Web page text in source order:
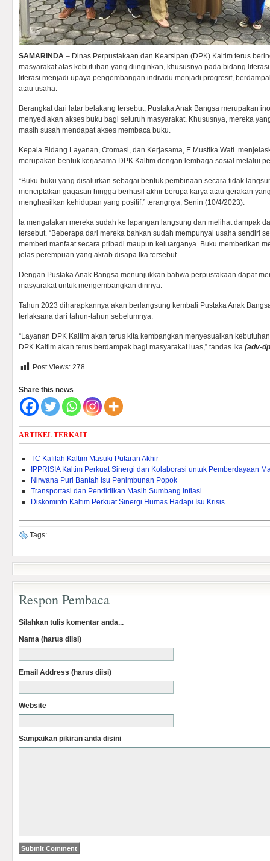
SAMARINDA – Dinas Perpustakaan dan Kearsipan (DPK) Kaltim terus
masyarakat atas kebutuhan yang diinginkan, khususnya pada bidang
literasi menjadi upaya pengembangan individu menjadi progresif,
atau usaha.
Berangkat dari latar belakang tersebut, Pustaka Anak Bangsa merupakan
menyediakan akses buku bagi seluruh masyarakat. Khususnya, mereka
masih susah mendapat akses membaca buku.
Kepala Bidang Layanan, Otomasi, dan Kerjasama, E Mustika Wati.
merupakan bentuk kerjasama DPK Kaltim dengan lembaga sosial melalui
“Buku-buku yang disalurkan sebagai bentuk pembinaan secara tidak
menciptakan gagasan hingga berhasil akhir berupa karya atau gerakan
menghasilkan kehidupan yang positif,” terangnya, Senin (10/4/2023).
Ia mengatakan mereka sudah ke lapangan langsung dan melihat dampak
tersebut. “Beberapa dari mereka bahkan sudah mempunyai usaha sendiri
memberi manfaat secara pribadi maupun keluarganya. Buku memberikan
jelas perempuan yang akrab disapa Ika tersebut.
Dengan Pustaka Anak Bangsa menunjukkan bahwa perpustakaan dapat
masyarakat untuk mengembangkan dirinya.
Tahun 2023 diharapkannya akan berlangsung kembali Pustaka Anak
terlaksana dari tahun-tahun sebelumnya.
“Layanan DPK Kaltim akan terus kita kembangkan menyesuaikan
DPK Kaltim akan terus berdampak bagi masyarakat luas,” tandas Ika.(adv-
Post Views: 278
Share this news
ARTIKEL TERKAIT
TC Kafilah Kaltim Masuki Putaran Akhir
IPPRISIA Kaltim Perkuat Sinergi dan Kolaborasi untuk Pemberdayaan
Nirwana Puri Bantah Isu Penimbunan Popok
Transportasi dan Pendidikan Masih Sumbang Inflasi
Diskominfo Kaltim Perkuat Sinergi Humas Hadapi Isu Krisis
Tags:
Respon Pembaca
Silahkan tulis komentar anda...
Nama (harus diisi)
Email Address (harus diisi)
Website
Sampaikan pikiran anda disini